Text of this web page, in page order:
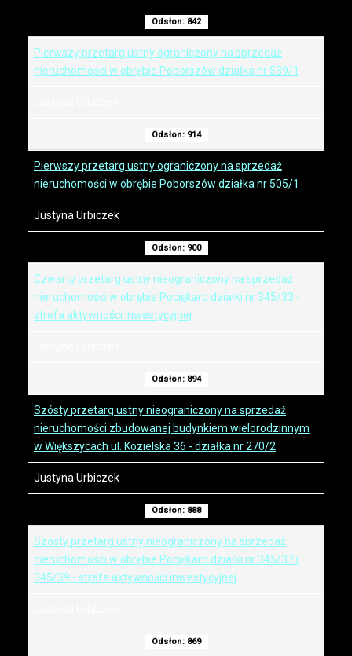
Odsłon: 842
Pierwszy przetarg ustny ograniczony na sprzedaż
nieruchomości w obrębie Poborszów działka nr 539/1
Odsłon: 914
Pierwszy przetarg ustny ograniczony na sprzedaż
nieruchomości w obrębie Poborszów działka nr 505/1
Justyna Urbiczek
Odsłon: 900
Czwarty przetarg ustny nieograniczony na sprzedaż
nieruchomości w obrębie Pociękarb działki nr 345/33 -
strefa aktywności inwestycyjnej
Odsłon: 894
Szósty przetarg ustny nieograniczony na sprzedaż
nieruchomości zbudowanej budynkiem wielorodzinnym
w Większycach ul. Kozielska 36 - działka nr 270/2
Justyna Urbiczek
Odsłon: 888
Szósty przetarg ustny nieograniczony na sprzedaż
nieruchomości w obrębie Pociękarb działki nr 345/37 i
345/39 - strefa aktywności inwestycyjnej
Odsłon: 869